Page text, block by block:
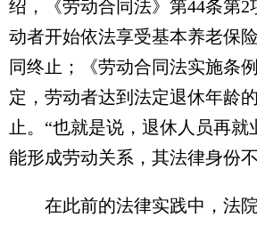
绍，《劳动合同法》第44条第2
动者开始依法享受基本养老保
同终止；《劳动合同法实施条
定，劳动者达到法定退休年龄
止。“也就是说，退休人员再就
能形成劳动关系，其法律身份
在此前的法律实践中，法院